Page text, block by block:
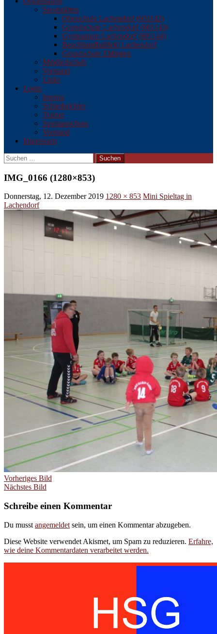
Sportstätten
Oberschule Lachendorf (601142)
Grundschule Lachendorf (601143)
Gymnasium Lachendorf (601144)
Beachhandballfeld Lachendorf
Grundschule Eldingen
Mitgliedschaft
Vorstand
Links
Login
Interna
Schiedsrichter
Trainer
Spielausschuss
Vorstand
Impressum
Suchen
nach:
IMG_0166 (1280×853)
Donnerstag, 12. Dezember 2019 1280 × 853 Mini Spieltag in
Lachendorf
Vorheriges Bild
Nächstes Bild
Schreibe einen Kommentar
Du musst angemeldet sein, um einen Kommentar abzugeben.
Diese Website verwendet Akismet, um Spam zu reduzieren. Erfahre,
wie deine Kommentardaten verarbeitet werden.